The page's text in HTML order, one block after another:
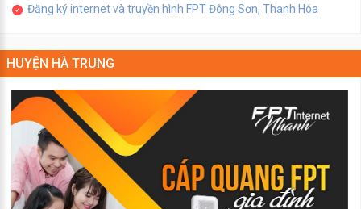
Đăng ký internet và truyền hình FPT Đông Sơn, Thanh Hóa
HUYỆN HÀ TRUNG